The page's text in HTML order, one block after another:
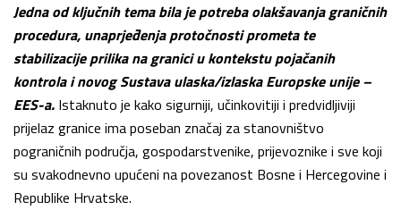
Jedna od ključnih tema bila je potreba olakšavanja graničnih
procedura, unaprjeđenja protočnosti prometa te
stabilizacije prilika na granici u kontekstu pojačanih
kontrola i novog Sustava ulaska/izlaska Europske unije –
EES-a. Istaknuto je kako sigurniji, učinkovitiji i predvidljiviji
prijelaz granice ima poseban značaj za stanovništvo
pograničnih područja, gospodarstvenike, prijevoznike i sve koji
su svakodnevno upućeni na povezanost Bosne i Hercegovine i
Republike Hrvatske.